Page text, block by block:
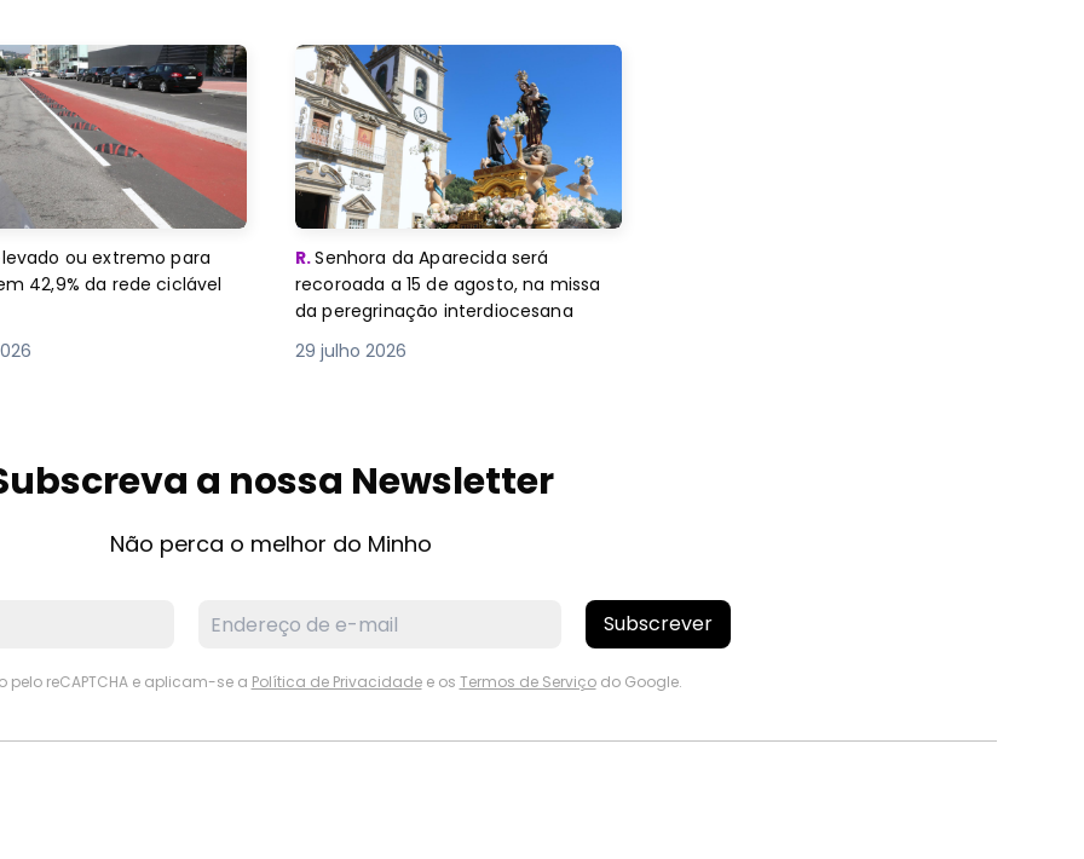
ou extremo para
42,9% da rede ciclável
R.Senhora da Aparecida será
recoroada a 15 de agosto, na missa
da peregrinação interdiocesana
29 julho 2026
a nossa Newsletter
Não perca o melhor do Minho
Subscrever
pelo reCAPTCHA e aplicam-se a Política de Privacidadee os Termos de Serviçodo Google.